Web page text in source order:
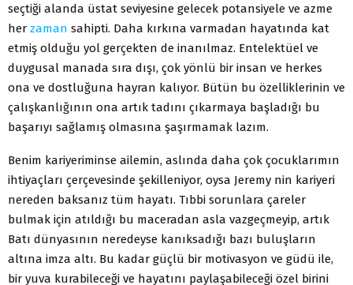
seçtiği alanda üstat seviyesine gelecek potansiyele ve azme
her zaman sahipti. Daha kırkına varmadan hayatında kat
etmiş olduğu yol gerçekten de inanılmaz. Entelektüel ve
duygusal manada sıra dışı, çok yönlü bir insan ve herkes
ona ve dostluğuna hayran kalıyor. Bütün bu özelliklerinin ve
çalışkanlığının ona artık tadını çıkarmaya başladığı bu
başarıyı sağlamış olmasına şaşırmamak lazım.
Benim kariyeriminse ailemin, aslında daha çok çocuklarımın
ihtiyaçları çerçevesinde şekilleniyor, oysa Jeremy nin kariyeri
nereden baksanız tüm hayatı. Tıbbi sorunlara çareler
bulmak için atıldığı bu maceradan asla vazgeçmeyip, artık
Batı dünyasının neredeyse kanıksadığı bazı buluşların
altına imza altı. Bu kadar güçlü bir motivasyon ve güdü ile,
bir yuva kurabileceği ve hayatını paylaşabileceği özel birini